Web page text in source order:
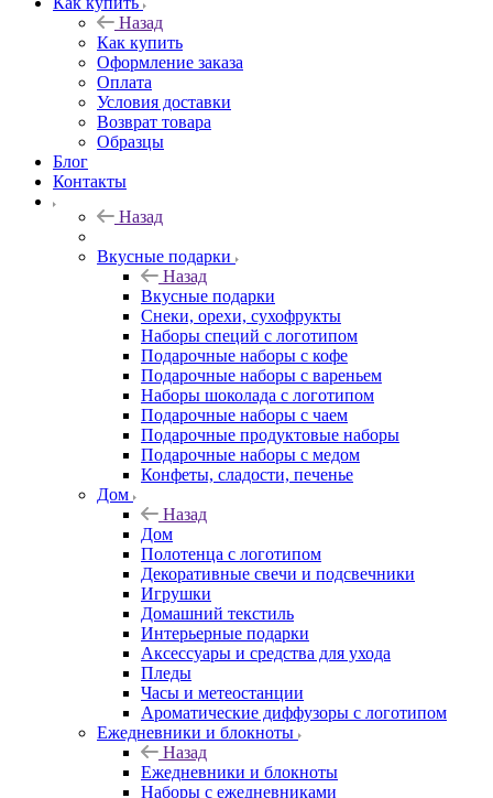
Назад
Как купить
Оформление заказа
Оплата
Условия доставки
Возврат товара
Образцы
Блог
Контакты
Назад
Вкусные подарки
Назад
Вкусные подарки
Снеки, орехи, сухофрукты
Наборы специй с логотипом
Подарочные наборы с кофе
Подарочные наборы с вареньем
Наборы шоколада с логотипом
Подарочные наборы с чаем
Подарочные продуктовые наборы
Подарочные наборы с медом
Конфеты, сладости, печенье
Дом
Назад
Дом
Полотенца с логотипом
Декоративные свечи и подсвечники
Игрушки
Домашний текстиль
Интерьерные подарки
Аксессуары и средства для ухода
Пледы
Часы и метеостанции
Ароматические диффузоры с логотипом
Ежедневники и блокноты
Назад
Ежедневники и блокноты
Наборы с ежедневниками